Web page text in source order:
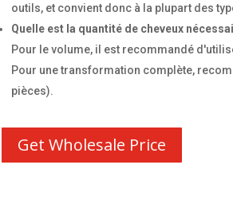
outils, et convient donc à la plupart des
Quelle est la quantité de cheveux
Pour le volume, il est recommandé
Pour une transformation complète,
pièces).
Get Wholesale Price